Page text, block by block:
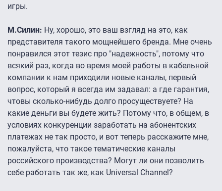
игры.
М.Силин: Ну, хорошо, это ваш взгляд на это, как
представителя такого мощнейшего бренда. Мне очень
понравился этот тезис про "надежность", потому что
всякий раз, когда во время моей работы в кабельной
компании к нам приходили новые каналы, первый
вопрос, который я всегда им задавал: а где гарантия,
чтовы сколько-нибудь долго просуществуете? На
какие деньги вы будете жить? Потому что, в общем, в
условиях конкуренции заработать на абонентских
платежах не так просто, и вот теперь расскажите мне,
пожалуйста, что такое тематические каналы
российского производства? Могут ли они позволить
себе работать так же, как Universal Channel?